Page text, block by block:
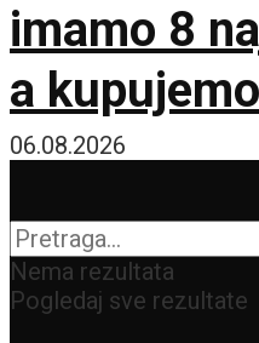
imamo 8
a
06.08.2026
Nema rezultata
Pogledaj sve rezultate